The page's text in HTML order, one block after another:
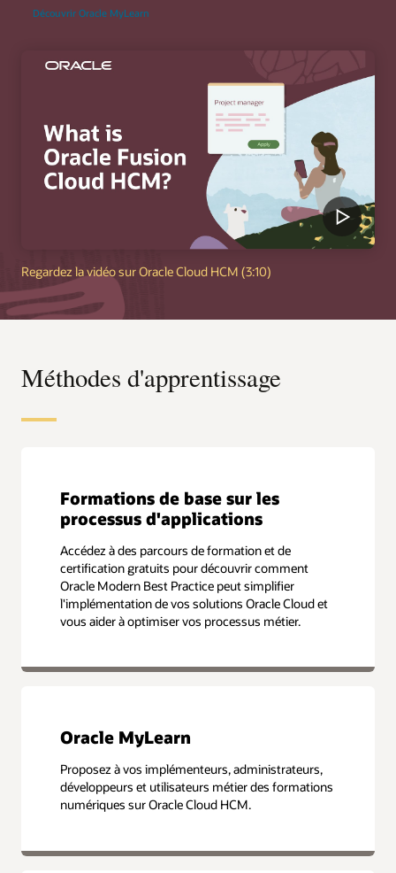
Découvrir Oracle MyLearn
Regardez la vidéo sur Oracle Cloud HCM (3:10)
Méthodes d'apprentissage
Formations de base sur les
processus d'applications
Accédez à des parcours de formation et de
certification gratuits pour découvrir comment
Oracle Modern Best Practice peut simplifier
l'implémentation de vos solutions Oracle Cloud et
vous aider à optimiser vos processus métier.
Oracle MyLearn
Proposez à vos implémenteurs, administrateurs,
développeurs et utilisateurs métier des formations
numériques sur Oracle Cloud HCM.